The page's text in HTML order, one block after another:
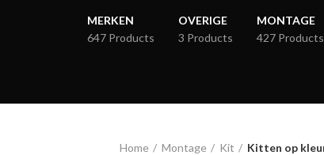
MERKEN
647 Products
OVERIGE
3 Products
MONTAGE
427 Products
Home Montage Kit Kitten op